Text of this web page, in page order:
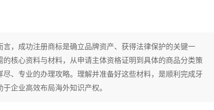
，成功注册商标是确立品牌资产、获得法律保护的关键一
核心资料与材料，从申请主体资格证明到具体的商品分类策
、专业的办理攻略。理解并准备好这些材料，是顺利完成牙
企业高效布局海外知识产权。